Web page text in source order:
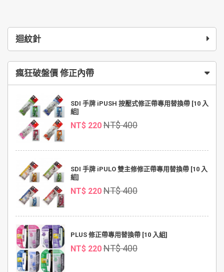
迴紋針
瘋狂破盤價 修正內帶
SDI 手牌 iPUSH 按壓式修正帶專用替換帶 [10 入
組]
NT$ 220 NT$ 400
SDI 手牌 iPULO 雙主修修正帶專用替換帶 [10 入
組]
NT$ 220 NT$ 400
PLUS 修正帶專用替換帶 [10 入組]
NT$ 220 NT$ 400